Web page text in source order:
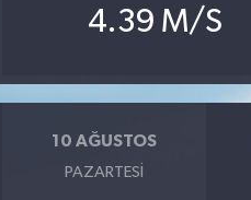
4.39 M/S
10 AĞUSTOS
PAZARTESI